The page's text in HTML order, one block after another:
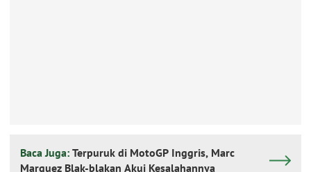
Baca Juga: Terpuruk di MotoGP Inggris, Marc
Marquez Blak-blakan Akui Kesalahannya